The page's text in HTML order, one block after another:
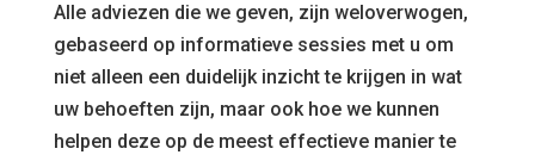
Alle adviezen die we geven, zijn weloverwogen,
gebaseerd op informatieve sessies met u om
niet alleen een duidelijk inzicht te krijgen in wat
uw behoeften zijn, maar ook hoe we kunnen
helpen deze op de meest effectieve manier te